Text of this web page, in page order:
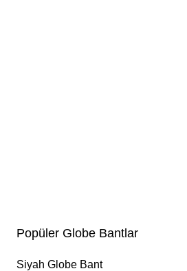
Popüler Globe Bantlar
Siyah Globe Bant